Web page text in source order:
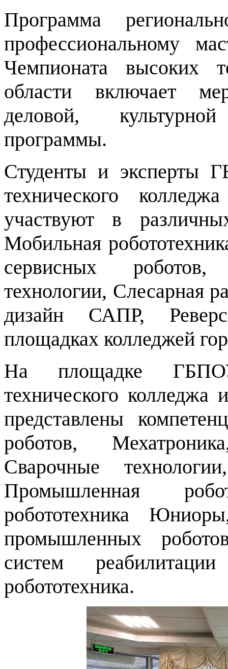
Программа
профессиональному
Чемпионата высоких
области включает
деловой,
программы.
Студенты и эксперты
технического
участвуют в
Мобильная
сервисных
технологии, Слесарная
дизайн САПР,
площадках колледжей
На площадке
технического
представлены
роботов,
Сварочные
Промышленная
робототехника
промышленных
систем
робототехника.